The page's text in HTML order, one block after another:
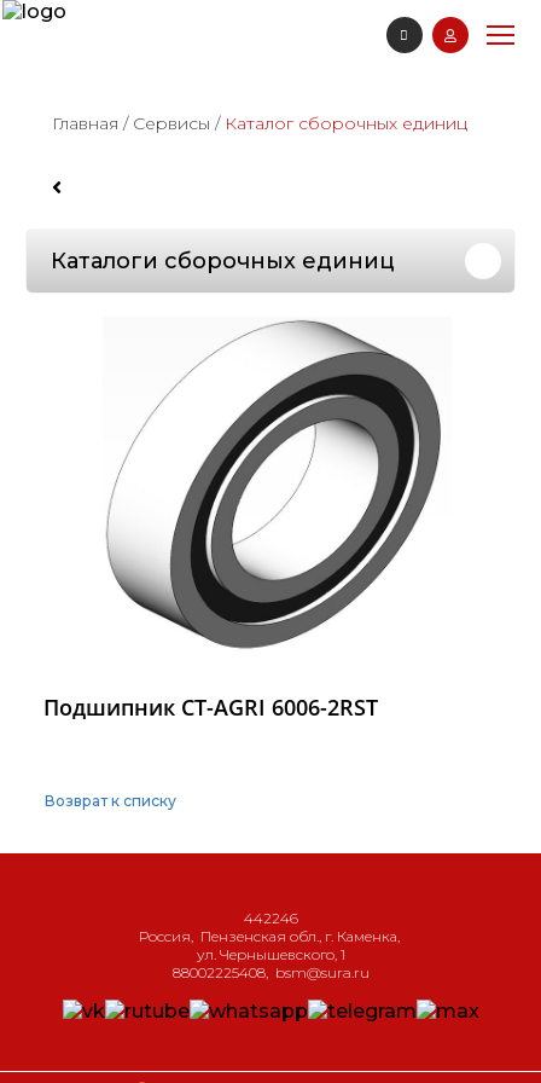
Главная / Сервисы / Каталог сборочных единиц
Каталоги сборочных единиц
Подшипник CT-AGRI 6006-2RST
Возврат к списку
442246
Россия, Пензенская обл., г. Каменка,
ул. Чернышевского, 1
88002225408, bsm@sura.ru